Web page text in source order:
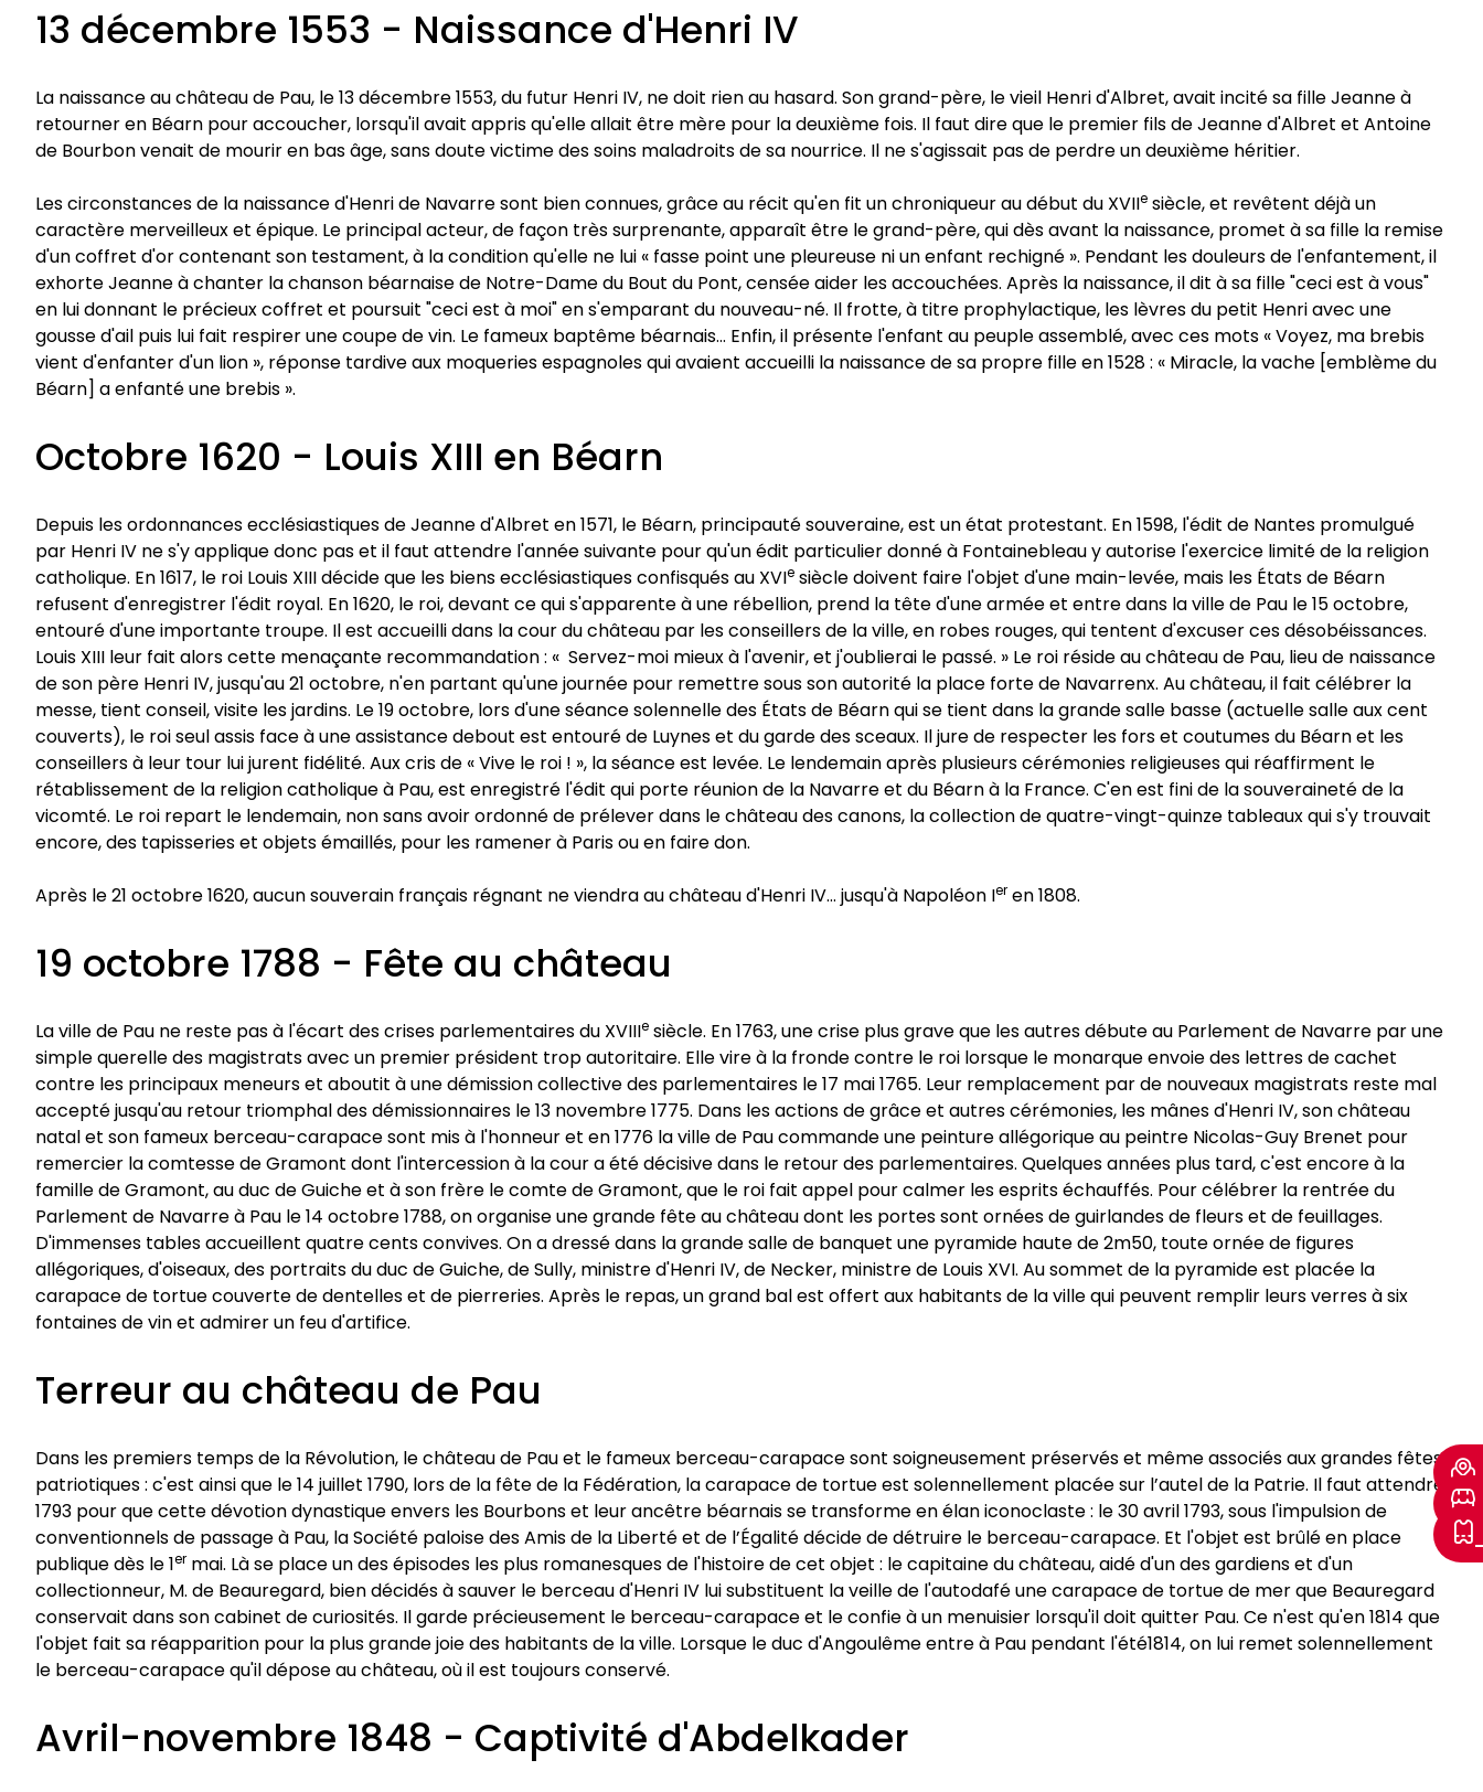
13 décembre 1553 - Naissance d'Henri IV
La naissance au château de Pau, le 13 décembre 1553, du futur Henri IV, ne doit rien au hasard. Son grand-père, le vieil Henri d'Albret, avait incité sa fille Jeanne à
retourner en Béarn pour accoucher, lorsqu'il avait appris qu'elle allait être mère pour la deuxième fois. Il faut dire que le premier fils de Jeanne d'Albret et Antoine
de Bourbon venait de mourir en bas âge, sans doute victime des soins maladroits de sa nourrice. Il ne s'agissait pas de perdre un deuxième héritier.
Les circonstances de la naissance d'Henri de Navarre sont bien connues, grâce au récit qu'en fit un chroniqueur au début du XVIIe siècle, et revêtent déjà un
caractère merveilleux et épique. Le principal acteur, de façon très surprenante, apparaît être le grand-père, qui dès avant la naissance, promet à sa fille la remise
d'un coffret d'or contenant son testament, à la condition qu'elle ne lui « fasse point une pleureuse ni un enfant rechigné ». Pendant les douleurs de l'enfantement, il
exhorte Jeanne à chanter la chanson béarnaise de Notre-Dame du Bout du Pont, censée aider les accouchées. Après la naissance, il dit à sa fille "ceci est à vous"
en lui donnant le précieux coffret et poursuit "ceci est à moi" en s'emparant du nouveau-né. Il frotte, à titre prophylactique, les lèvres du petit Henri avec une
gousse d'ail puis lui fait respirer une coupe de vin. Le fameux baptême béarnais... Enfin, il présente l'enfant au peuple assemblé, avec ces mots « Voyez, ma brebis
vient d'enfanter d'un lion », réponse tardive aux moqueries espagnoles qui avaient accueilli la naissance de sa propre fille en 1528 : « Miracle, la vache [emblème du
Béarn] a enfanté une brebis ».
Octobre 1620 - Louis XIII en Béarn
Depuis les ordonnances ecclésiastiques de Jeanne d'Albret en 1571, le Béarn, principauté souveraine, est un état protestant. En 1598, l'édit de Nantes promulgué
par Henri IV ne s'y applique donc pas et il faut attendre l'année suivante pour qu'un édit particulier donné à Fontainebleau y autorise l'exercice limité de la religion
catholique. En 1617, le roi Louis XIII décide que les biens ecclésiastiques confisqués au XVIe siècle doivent faire l'objet d'une main-levée, mais les États de Béarn
refusent d'enregistrer l'édit royal. En 1620, le roi, devant ce qui s'apparente à une rébellion, prend la tête d'une armée et entre dans la ville de Pau le 15 octobre,
entouré d'une importante troupe. Il est accueilli dans la cour du château par les conseillers de la ville, en robes rouges, qui tentent d'excuser ces désobéissances.
Louis XIII leur fait alors cette menaçante recommandation : « Servez-moi mieux à l'avenir, et j'oublierai le passé. » Le roi réside au château de Pau, lieu de naissance
de son père Henri IV, jusqu'au 21 octobre, n'en partant qu'une journée pour remettre sous son autorité la place forte de Navarrenx. Au château, il fait célébrer la
messe, tient conseil, visite les jardins. Le 19 octobre, lors d'une séance solennelle des États de Béarn qui se tient dans la grande salle basse (actuelle salle aux cent
couverts), le roi seul assis face à une assistance debout est entouré de Luynes et du garde des sceaux. Il jure de respecter les fors et coutumes du Béarn et les
conseillers à leur tour lui jurent fidélité. Aux cris de « Vive le roi ! », la séance est levée. Le lendemain après plusieurs cérémonies religieuses qui réaffirment le
rétablissement de la religion catholique à Pau, est enregistré l'édit qui porte réunion de la Navarre et du Béarn à la France. C'en est fini de la souveraineté de la
vicomté. Le roi repart le lendemain, non sans avoir ordonné de prélever dans le château des canons, la collection de quatre-vingt-quinze tableaux qui s'y trouvait
encore, des tapisseries et objets émaillés, pour les ramener à Paris ou en faire don.
Après le 21 octobre 1620, aucun souverain français régnant ne viendra au château d'Henri IV... jusqu'à Napoléon Ier en 1808.
19 octobre 1788 - Fête au château
La ville de Pau ne reste pas à l'écart des crises parlementaires du XVIIIe siècle. En 1763, une crise plus grave que les autres débute au Parlement de Navarre par une
simple querelle des magistrats avec un premier président trop autoritaire. Elle vire à la fronde contre le roi lorsque le monarque envoie des lettres de cachet
contre les principaux meneurs et aboutit à une démission collective des parlementaires le 17 mai 1765. Leur remplacement par de nouveaux magistrats reste mal
accepté jusqu'au retour triomphal des démissionnaires le 13 novembre 1775. Dans les actions de grâce et autres cérémonies, les mânes d'Henri IV, son château
natal et son fameux berceau-carapace sont mis à l'honneur et en 1776 la ville de Pau commande une peinture allégorique au peintre Nicolas-Guy Brenet pour
remercier la comtesse de Gramont dont l'intercession à la cour a été décisive dans le retour des parlementaires. Quelques années plus tard, c'est encore à la
famille de Gramont, au duc de Guiche et à son frère le comte de Gramont, que le roi fait appel pour calmer les esprits échauffés. Pour célébrer la rentrée du
Parlement de Navarre à Pau le 14 octobre 1788, on organise une grande fête au château dont les portes sont ornées de guirlandes de fleurs et de feuillages.
D'immenses tables accueillent quatre cents convives. On a dressé dans la grande salle de banquet une pyramide haute de 2m50, toute ornée de figures
allégoriques, d'oiseaux, des portraits du duc de Guiche, de Sully, ministre d'Henri IV, de Necker, ministre de Louis XVI. Au sommet de la pyramide est placée la
carapace de tortue couverte de dentelles et de pierreries. Après le repas, un grand bal est offert aux habitants de la ville qui peuvent remplir leurs verres à six
fontaines de vin et admirer un feu d'artifice.
Terreur au château de Pau
Dans les premiers temps de la Révolution, le château de Pau et le fameux berceau-carapace sont soigneusement préservés et même associés aux grandes fêtes
patriotiques : c'est ainsi que le 14 juillet 1790, lors de la fête de la Fédération, la carapace de tortue est solennellement placée sur l’autel de la Patrie. Il faut attendre
1793 pour que cette dévotion dynastique envers les Bourbons et leur ancêtre béarnais se transforme en élan iconoclaste : le 30 avril 1793, sous l'impulsion de
conventionnels de passage à Pau, la Société paloise des Amis de la Liberté et de l’Égalité décide de détruire le berceau-carapace. Et l'objet est brûlé en place
publique dès le 1er mai. Là se place un des épisodes les plus romanesques de l'histoire de cet objet : le capitaine du château, aidé d'un des gardiens et d'un
collectionneur, M. de Beauregard, bien décidés à sauver le berceau d'Henri IV lui substituent la veille de l'autodafé une carapace de tortue de mer que Beauregard
conservait dans son cabinet de curiosités. Il garde précieusement le berceau-carapace et le confie à un menuisier lorsqu'il doit quitter Pau. Ce n'est qu'en 1814 que
l'objet fait sa réapparition pour la plus grande joie des habitants de la ville. Lorsque le duc d'Angoulême entre à Pau pendant l'été1814, on lui remet solennellement
le berceau-carapace qu'il dépose au château, où il est toujours conservé.
Avril-novembre 1848 - Captivité d'Abdelkader